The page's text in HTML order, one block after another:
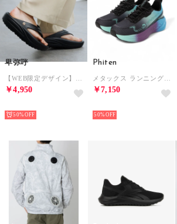
卑弥呼
￥4,950
50%
Phiten
￥7,150
50%